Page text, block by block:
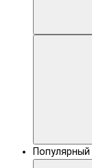
Популярный